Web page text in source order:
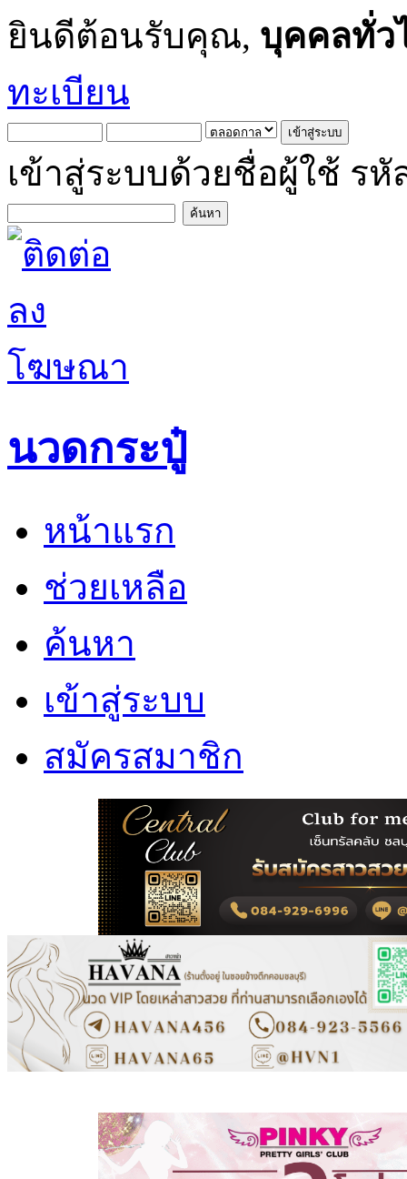
ยินดีต้อนรับคุณ, บุคคลทั่ว
ทะเบียน
เข้าสู่ระบบด้วยชื่อผู้ใช้ รหั
นวดกระปู๋
หน้าแรก
ช่วยเหลือ
ค้นหา
เข้าสู่ระบบ
สมัครสมาชิก